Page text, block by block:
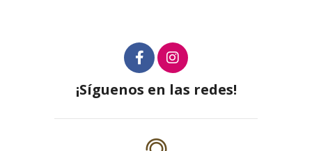
¡Síguenos en las redes!